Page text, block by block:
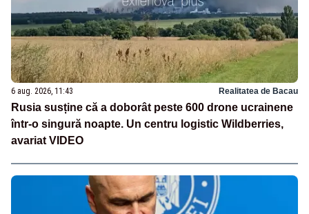
6 aug. 2026, 11:43 Realitatea de Bacau
Rusia susține că a doborât peste 600 drone ucrainene
într-o singură noapte. Un centru logistic Wildberries,
avariat VIDEO